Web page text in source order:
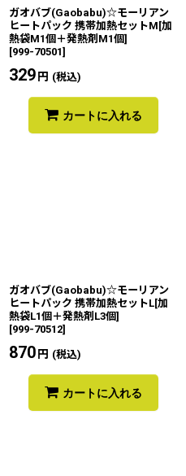
ガオバブ(Gaobabu)☆モーリアン
ヒートパック 携帯加熱セットM[加
熱袋M1個＋発熱剤M1個]
[999-70501]
329円 (税込)
カートに入れる
ガオバブ(Gaobabu)☆モーリアン
ヒートパック 携帯加熱セットL[加
熱袋L1個＋発熱剤L3個]
[999-70512]
870円 (税込)
カートに入れる